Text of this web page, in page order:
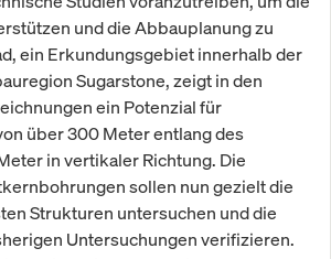
und die Abbauplanung zu
ein Erkundungsgebiet innerhalb der
Sugarstone, zeigt in den
ein Potenzial für
über 300 Meter entlang des
in vertikaler Richtung. Die
sollen nun gezielt die
Strukturen untersuchen und die
Untersuchungen verifizieren.